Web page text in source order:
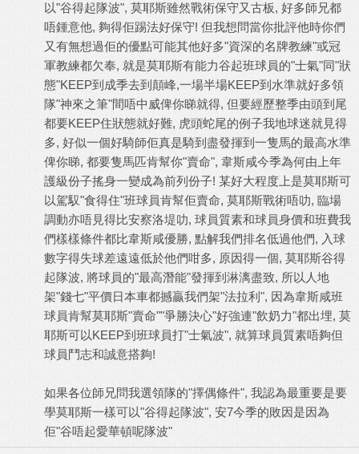
以"谷得起隊波", 莫耶斯雖然戰術保守又古板, 好多師兄都
唔鍾意他, 夠得佢踢法好保守! 但我想問當你批評他時你們
又有無想過佢的優點可能其他好多"資深的名牌教練"或冠
軍教練都欠奉, 就是莫耶斯有能力谷起班球員的"士氣"同"狀
態"KEEP到成季去到顛峰,一場半場KEEP到水準就好多領
隊"神來之筆"間唔中威俾你睇就得, 但要經歷整季由頭到尾
都要KEEP住狀態就好難, 虎頭蛇尾的例子我地球迷就見得
多, 好似一個好騎師佢真是騎到盡發揮到一隻馬的最高水準
俾你睇, 都要隻馬匹肯幫你"賣命", 韋斯咸今季為何由上年
護級份子搖身一變成為前列份子! 某好大程度上是莫耶斯可
以駕馭"食得住"班球員肯幫佢賣命, 莫耶斯戰術唔叻, 臨場
調動亦唔見得比安察洛堤叻, 球員質素和球員身價和班費我
們樣樣條件都比韋斯咸優勝, 點解我們排名低過他們, 入球
數字得失球差遠遠低於他們咁多, 原因得一個, 莫耶斯谷得
起隊波, 將球員的"最高潛能"發揮到淋漓盡致, 所以人地
架"錢七"平價日本車都撼贏我們架"法拉利", 因為韋斯咸班
球員肯幫莫耶斯"賣命""爭勝決心"好強連"飲奶力"都出埋, 莫
耶斯可以KEEP到班球員打"士氣波", 就算球員質素唔夠但
球員鬥志和誠意搭夠!
如果各位師兄問我選領隊的"擇偶條件", 我認為最重要是要
學莫耶斯一樣可以"谷得起隊波", 安7今季的敗因是因為
佢"谷唔起愛華頓呢隊波"